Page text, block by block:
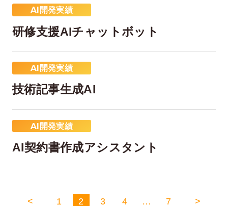
AI開発実績
研修支援AIチャットボット
AI開発実績
技術記事生成AI
AI開発実績
AI契約書作成アシスタント
< 1 2 3 4 … 7 >